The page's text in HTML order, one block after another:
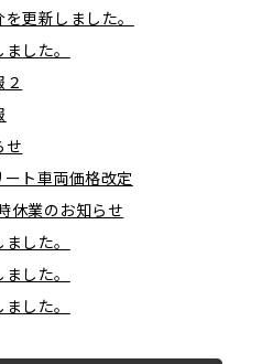
更新しました。
した。
せ
ト車両価格改定
業のお知らせ
した。
した。
した。